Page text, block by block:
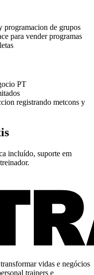
programacion de grupos
para vender programas
PT
registrando metcons y
incluído, suporte em
vidas e negócios
trainers e